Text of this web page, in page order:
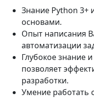
Знание Python 3+
основами.
Опыт написания
автоматизации
Глубокое знание
позволяет
разработки.
Умение работать